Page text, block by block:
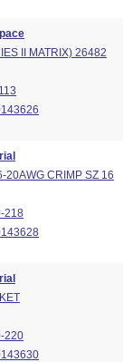
II MATRIX) 26482
20AWG CRIMP SZ 16
218
220